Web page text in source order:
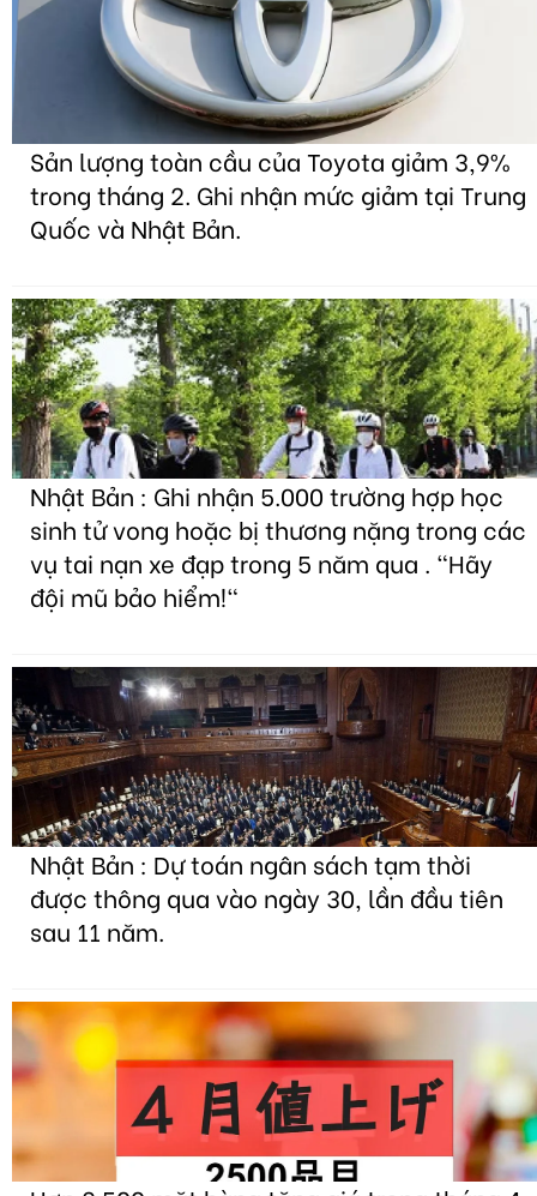
Sản lượng toàn cầu của Toyota giảm 3,9%
trong tháng 2. Ghi nhận mức giảm tại Trung
Quốc và Nhật Bản.
Nhật Bản : Ghi nhận 5.000 trường hợp học
sinh tử vong hoặc bị thương nặng trong các
vụ tai nạn xe đạp trong 5 năm qua . "Hãy
đội mũ bảo hiểm!"
Nhật Bản : Dự toán ngân sách tạm thời
được thông qua vào ngày 30, lần đầu tiên
sau 11 năm.